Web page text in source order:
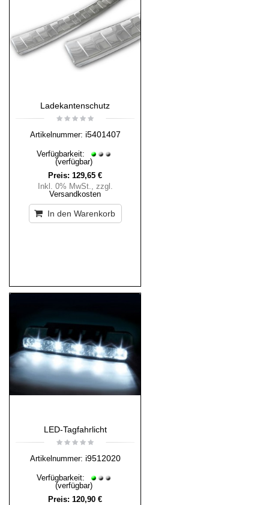
Ladekantenschutz
Artikelnummer: i5401407
Verfügbarkeit:
(verfügbar)
Preis: 129,65 €
Inkl. 0% MwSt., zzgl.
Versandkosten
In den Warenkorb
LED-Tagfahrlicht
Artikelnummer: i9512020
Verfügbarkeit:
(verfügbar)
Preis: 120,90 €